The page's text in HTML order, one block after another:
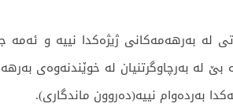
بەرهەمەکانی ژیژەکدا نییە و ئەمە
لە بەرچاوگرتنیان لە خوێندنەوەی
بەردەوام نییە(دەروون ماندگاری).